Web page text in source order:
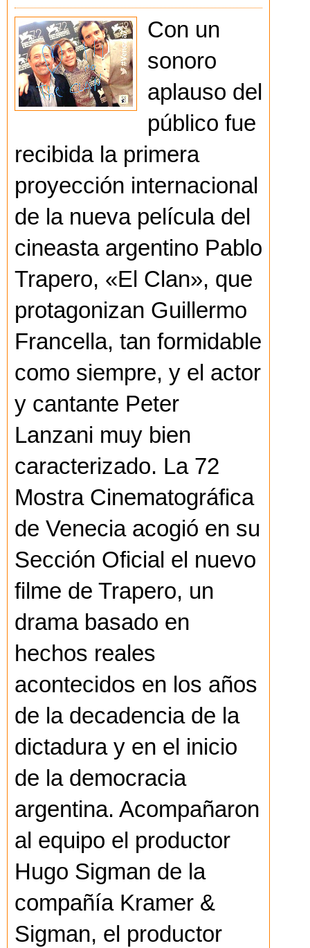
Con un
sonoro
aplauso del
público fue
recibida la primera
proyección internacional
de la nueva película del
cineasta argentino Pablo
Trapero, «El Clan», que
protagonizan Guillermo
Francella, tan formidable
como siempre, y el actor
y cantante Peter
Lanzani muy bien
caracterizado. La 72
Mostra Cinematográfica
de Venecia acogió en su
Sección Oficial el nuevo
filme de Trapero, un
drama basado en
hechos reales
acontecidos en los años
de la decadencia de la
dictadura y en el inicio
de la democracia
argentina. Acompañaron
al equipo el productor
Hugo Sigman de la
compañía Kramer &
Sigman, el productor